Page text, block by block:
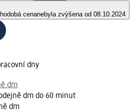
cenanebyla zvýšena od 08.10.2024
dny
dm
dm do 60 minut
dm